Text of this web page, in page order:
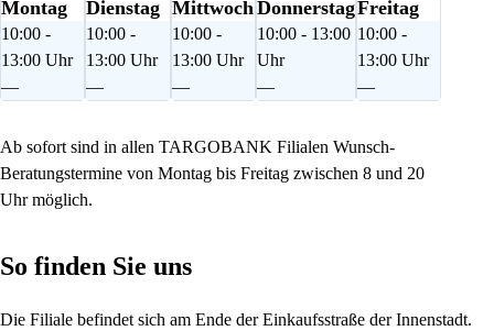
Montag
10:00 -
13:00 Uhr
—
Dienstag
10:00 -
13:00 Uhr
—
Mittwoch
10:00 -
13:00 Uhr
—
Donnerstag
10:00 - 13:00
Uhr
—
Freitag
10:00 -
13:00 Uhr
—
Ab sofort sind in allen TARGOBANK Filialen Wunsch-
Beratungstermine von Montag bis Freitag zwischen 8 und 20
Uhr möglich.
So finden Sie uns
Die Filiale befindet sich am Ende der Einkaufsstraße der Innenstadt.